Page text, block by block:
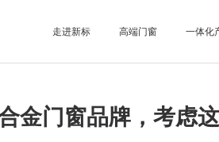
走进新标 高端门窗 一体化
金门窗品牌，考虑这